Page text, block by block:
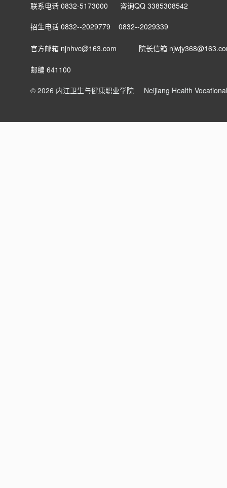
联系电话 0832-5173000 咨询QQ 3385308542
招生电话 0832--2029779 0832--2029339
官方邮箱 njnhvc@163.com 院长信箱
邮编 641100
© 2026 内江卫生与健康职业学院 Neijiang Health